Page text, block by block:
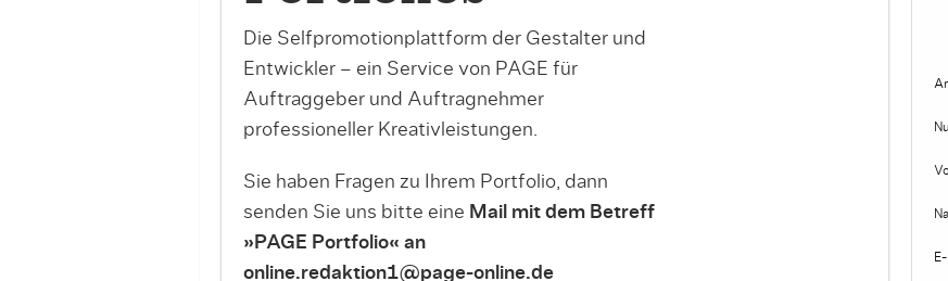
Die Selfpromotionplattform der Gestalter und
Entwickler – ein Service von PAGE für
Auftraggeber und Auftragnehmer
professioneller Kreativleistungen.
Sie haben Fragen zu Ihrem Portfolio, dann
senden Sie uns bitte eine Mail mit dem Betreff
»PAGE Portfolio« an
online.redaktion1@page-online.de